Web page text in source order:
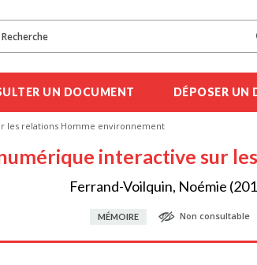
UN DOCUMENT DÉPOSER UN
les relations Homme environnement
interactive sur
Ferrand-Voilquin, Noémie
MÉMOIRE Non consultable